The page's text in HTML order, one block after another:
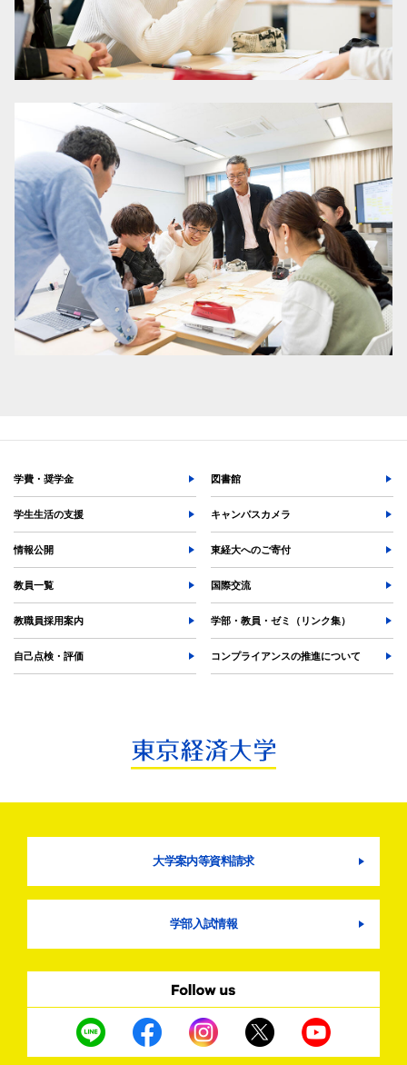
学費・奨学金 図書館
学生生活の支援 キャンパスカメラ
情報公開 東経大へのご寄付
教員一覧 国際交流
教職員採用案内 学部・教員・ゼミ（リンク集）
自己点検・評価 コンプライアンスの推進について
大学案内等資料請求
学部入試情報